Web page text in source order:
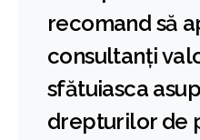
recomand să
consultanți
sfătuiasca
drepturilor de